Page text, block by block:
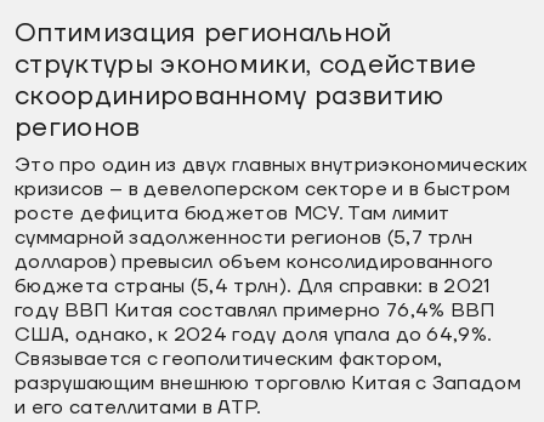
Оптимизация региональной
структуры экономики, содействие
скоординированному развитию
регионов
Это про один из двух главных внутриэкономических
кризисов – в девелоперском секторе и в быстром
росте дефицита бюджетов МСУ. Там лимит
суммарной задолженности регионов (5,7 трлн
долларов) превысил объем консолидированного
бюджета страны (5,4 трлн). Для справки: в 2021
году ВВП Китая составлял примерно 76,4% ВВП
США, однако, к 2024 году доля упала до 64,9%.
Связывается с геополитическим фактором,
разрушающим внешнюю торговлю Китая с Западом
и его сателлитами в АТР.